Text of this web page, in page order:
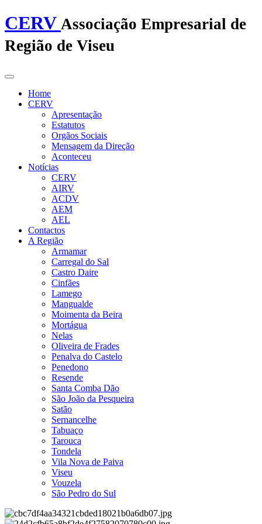
CERV Associação Empresarial de
Região de Viseu
Home
CERV
Apresentação
Estatutos
Orgãos Sociais
Mensagem da Direção
Aconteceu
Notícias
CERV
AIRV
ACDV
AEM
AEL
Contactos
A Região
Armamar
Carregal do Sal
Castro Daire
Cinfães
Lamego
Mangualde
Moimenta da Beira
Mortágua
Nelas
Oliveira de Frades
Penalva do Castelo
Penedono
Resende
Santa Comba Dão
São João da Pesqueira
Satão
Sernancelhe
Tabuaço
Tarouca
Tondela
Vila Nova de Paiva
Viseu
Vouzela
São Pedro do Sul